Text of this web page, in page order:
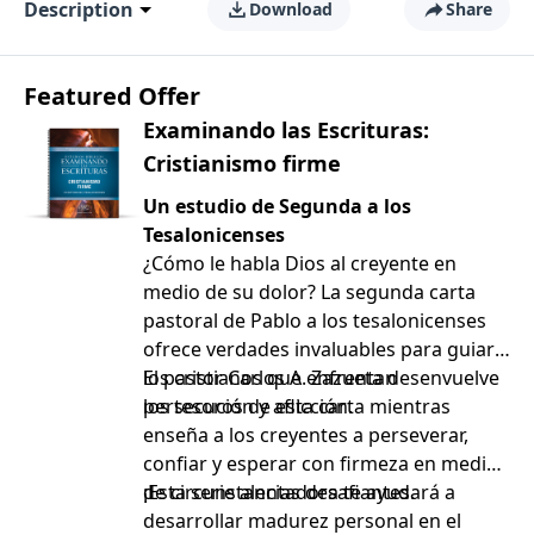
Description Download Share
Featured Offer
Examinando las Escrituras:
Cristianismo firme
Un estudio de Segunda a los
Tesalonicenses
¿Cómo le habla Dios al creyente en
medio de su dolor? La segunda carta
pastoral de Pablo a los tesalonicenses
ofrece verdades invaluables para guiar a
los cristianos que enfrentan
persecución y aflicción.
El pastor Carlos A. Zazueta desenvuelve
los tesoros de esta carta mientras
enseña a los creyentes a perseverar,
confiar y esperar con firmeza en medio
de circunstancias desafiantes.
¡Esta serie alentadora te ayudará a
desarrollar madurez personal en el